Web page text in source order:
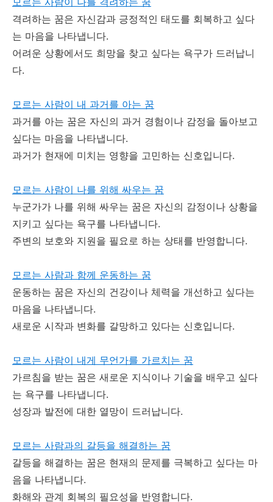
격려하는 꿈은 자신감과 긍정적인 태도를 회복하고 싶다
는 마음을 나타냅니다.
어려운 상황에서도 희망을 찾고 싶다는 욕구가 드러납니
다.
모르는 사람이 내 과거를 아는 꿈
과거를 아는 꿈은 자신의 과거 경험이나 감정을 돌아보고
싶다는 마음을 나타냅니다.
과거가 현재에 미치는 영향을 고민하는 신호입니다.
모르는 사람이 나를 위해 싸우는 꿈
누군가가 나를 위해 싸우는 꿈은 자신의 감정이나 상황을
지키고 싶다는 욕구를 나타냅니다.
주변의 보호와 지원을 필요로 하는 상태를 반영합니다.
모르는 사람과 함께 운동하는 꿈
운동하는 꿈은 자신의 건강이나 체력을 개선하고 싶다는
마음을 나타냅니다.
새로운 시작과 변화를 갈망하고 있다는 신호입니다.
모르는 사람이 내게 무언가를 가르치는 꿈
가르침을 받는 꿈은 새로운 지식이나 기술을 배우고 싶다
는 욕구를 나타냅니다.
성장과 발전에 대한 열망이 드러납니다.
모르는 사람과의 갈등을 해결하는 꿈
갈등을 해결하는 꿈은 현재의 문제를 극복하고 싶다는 마
음을 나타냅니다.
화해와 관계 회복의 필요성을 반영합니다.